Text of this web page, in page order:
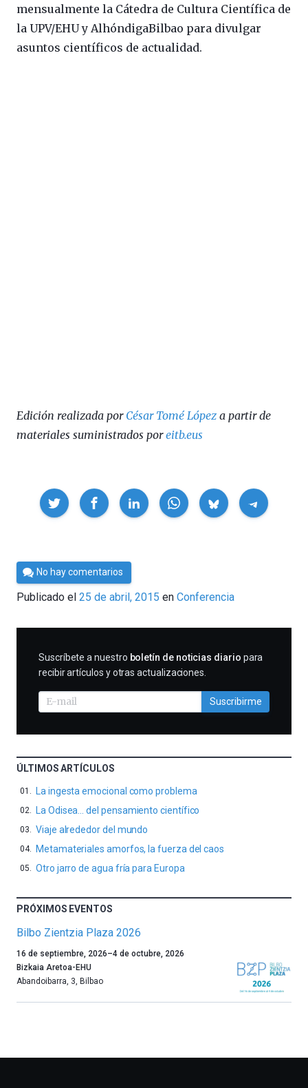
mensualmente la Cátedra de Cultura Científica de
la UPV/EHU y AlhóndigaBilbao para divulgar
asuntos científicos de actualidad.
Edición realizada por César Tomé López a partir de
materiales suministrados poreitb.eus
Compartir
Por
César
Tomé
No hay comentarios
Publicado el 25 de abril, 2015 en Conferencia
SUSCRIBIRME
Suscríbete a nuestro boletín de noticias diario para
recibir artículos y otras actualizaciones.
Suscribirme
ÚLTIMOS ARTÍCULOS
La ingesta emocional como problema
La Odisea… del pensamiento científico
Viaje alrededor del mundo
Metamateriales amorfos, la fuerza del caos
Otro jarro de agua fría para Europa
PRÓXIMOS EVENTOS
Bilbo Zientzia Plaza 2026
Un
año
más,
16 de septiembre, 2026–4 de octubre, 2026
Bizkaia Aretoa-EHU
Abandoibarra, 3, Bilbao